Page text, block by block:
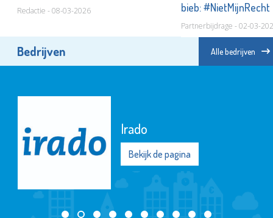
Redactie - 08-03-2026
bieb: #NietMijnRecht
Partnerbijdrage - 02-03-
Bedrijven Alle bedrijven
Irado
Bekijk de pagina